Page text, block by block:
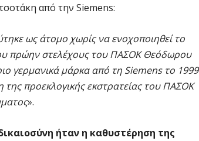
από την Siemens:
ως άτομο χωρίς να ενοχοποιηθεί το
πρώην στελέχους του ΠΑΣΟΚ Θεόδωρου
γερμανικά μάρκα από τη Siemens το 1999
προεκλογικής εκστρατείας του ΠΑΣΟΚ
».
ήταν η καθυστέρηση της